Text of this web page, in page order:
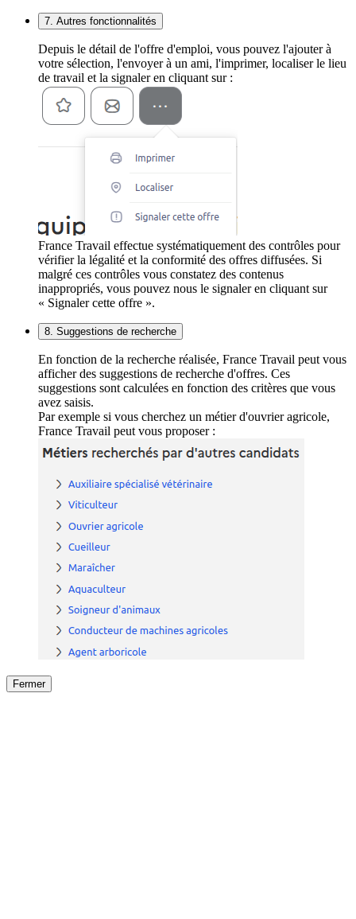
7. Autres fonctionnalités
Depuis le détail de l'offre d'emploi, vous pouvez l'ajouter à
votre sélection, l'envoyer à un ami, l'imprimer, localiser le lieu
de travail et la signaler en cliquant sur :
France Travail effectue systématiquement des contrôles pour
vérifier la légalité et la conformité des offres diffusées. Si
malgré ces contrôles vous constatez des contenus
inappropriés, vous pouvez nous le signaler en cliquant sur
« Signaler cette offre ».
8. Suggestions de recherche
En fonction de la recherche réalisée, France Travail peut vous
afficher des suggestions de recherche d'offres. Ces
suggestions sont calculées en fonction des critères que vous
avez saisis.
Par exemple si vous cherchez un métier d'ouvrier agricole,
France Travail peut vous proposer :
Fermer